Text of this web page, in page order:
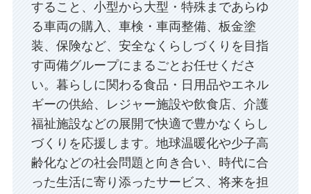
すること、小型から大型・特殊まであらゆ
る車両の購入、車検・車両整備、板金塗
装、保険など、安全なくらしづくりを目指
す両備グループにまるごとお任せくださ
い。暮らしに関わる食品・日用品やエネル
ギーの供給、レジャー施設や飲食店、介護
福祉施設などの展開で快適で豊かなくらし
づくりを応援します。地球温暖化や少子高
齢化などの社会問題と向き合い、時代に合
った生活に寄り添ったサービス、将来を担